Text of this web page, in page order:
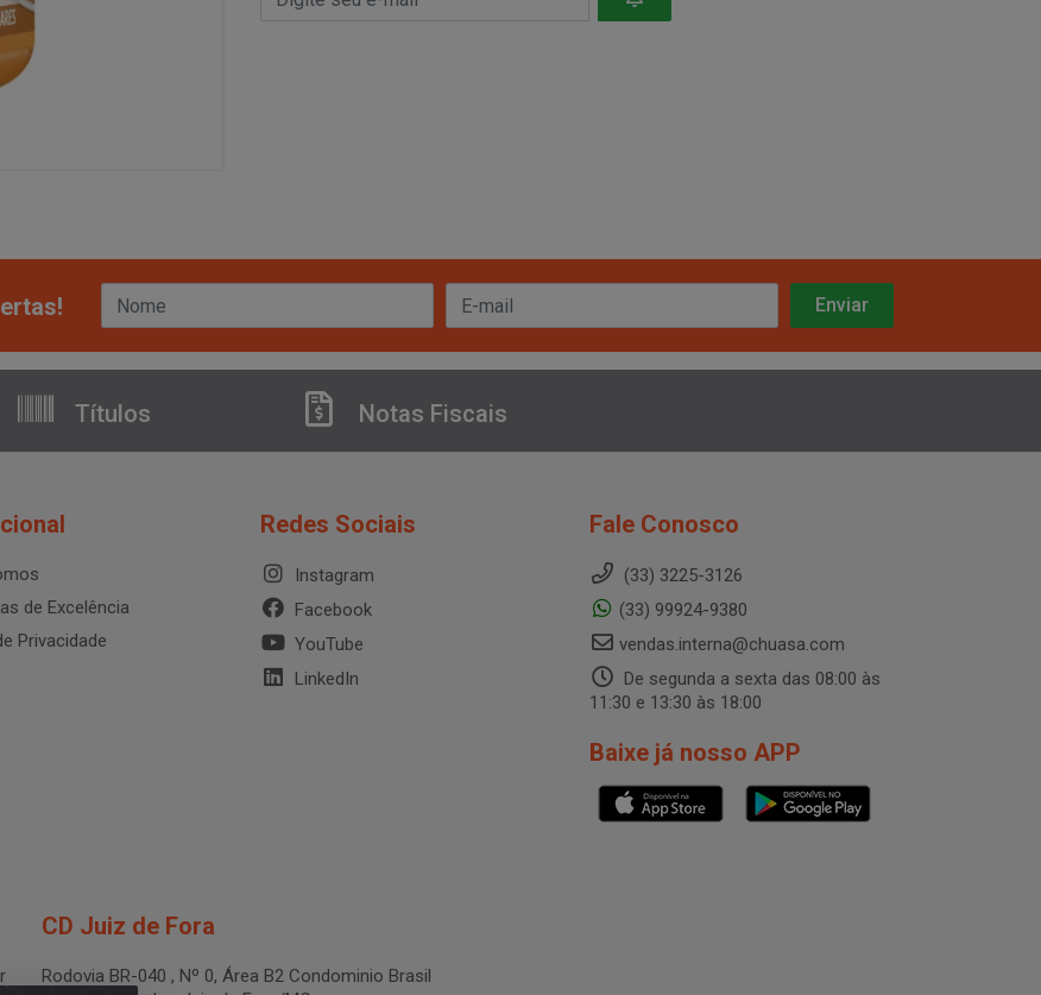
Títulos Notas Fiscais
de Excelência
Privacidade
Redes Sociais
Instagram
Facebook
YouTube
LinkedIn
Fale Conosco
(33) 3225-3126
(33) 99924-9380
vendas.interna@chuasa.com
De segunda a sexta das 08:00 às
11:30 e 13:30 às 18:00
Baixe já nosso APP
CD Juiz de Fora
Rodovia BR-040 , Nº 0, Área B2 Condominio Brasil